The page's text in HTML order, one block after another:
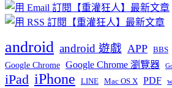
android android 遊戲 APP BBS
Google Chrome Google Chrome 瀏覽器
iPad iPhone LINE Mac OS X PDF